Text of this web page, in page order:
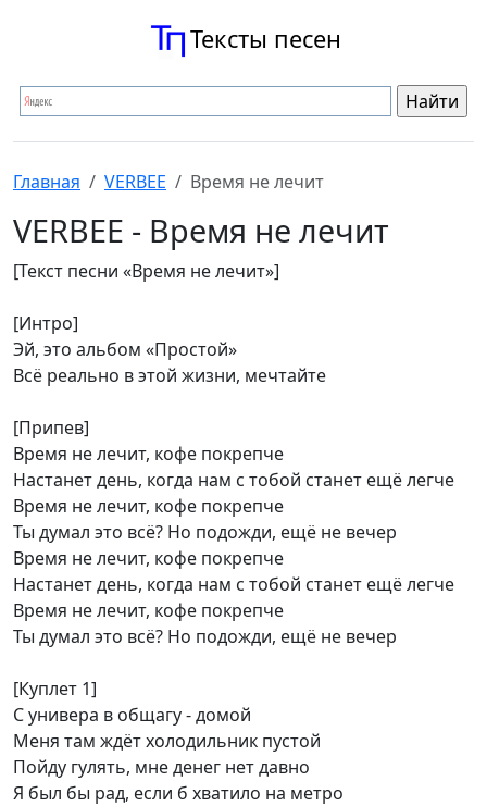
Тексты песен
Главная VERBEE Время не лечит
VERBEE - Время не лечит
[Текст песни «Время не лечит»]
[Интро]
Эй, это альбом «Простой»
Всё реально в этой жизни, мечтайте
[Припев]
Время не лечит, кофе покрепче
Настанет день, когда нам с тобой станет ещё легче
Время не лечит, кофе покрепче
Ты думал это всё? Но подожди, ещё не вечер
Время не лечит, кофе покрепче
Настанет день, когда нам с тобой станет ещё легче
Время не лечит, кофе покрепче
Ты думал это всё? Но подожди, ещё не вечер
[Куплет 1]
С универа в общагу - домой
Меня там ждёт холодильник пустой
Пойду гулять, мне денег нет давно
Я был бы рад, если б хватило на метро